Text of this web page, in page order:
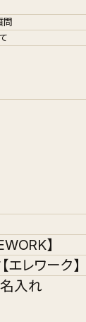
問
】
レワーク】
入れ